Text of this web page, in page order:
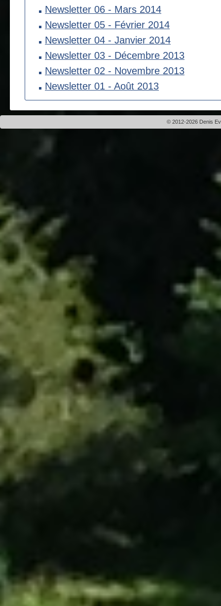
Newsletter 06 - Mars 2014
Newsletter 05 - Février 2014
Newsletter 04 - Janvier 2014
Newsletter 03 - Décembre 2013
Newsletter 02 - Novembre 2013
Newsletter 01 - Août 2013
© 2012-2026 Denis